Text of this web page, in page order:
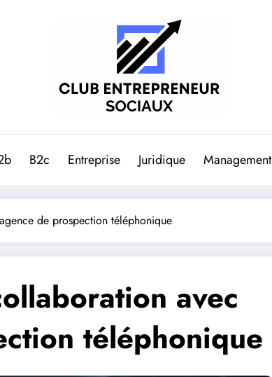
B2c Entreprise Juridique Management
de prospection téléphonique
avec
téléphonique